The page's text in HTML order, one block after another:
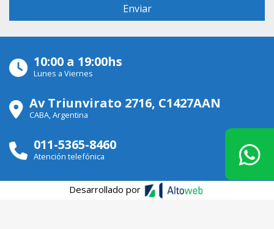
10:00 a 19:00hs
Lunes a Viernes
Av Triunvirato 2716, C1427AAN
CABA, Argentina
011-5365-8460
Atención telefónica
Desarrollado por